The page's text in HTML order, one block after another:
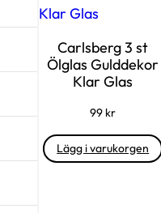
Carlsberg 3 st
Ölglas Gulddekor
Klar Glas
99 kr
Lägg i varukorgen